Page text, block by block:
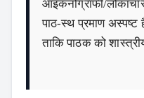
आइकनोग्राफी/
पाठ‑स्थ प्रमाण
ताकि पाठक को